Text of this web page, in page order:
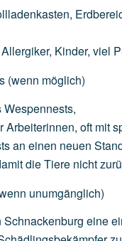
Allergiker, Kinder, viel
(wenn möglich)
Wespennests,
Arbeiterinnen, oft mit
an einen neuen
dieTiere nicht
unumgänglich)
Schnackenburg eine